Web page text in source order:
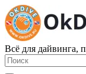
Всё для дайвинга,